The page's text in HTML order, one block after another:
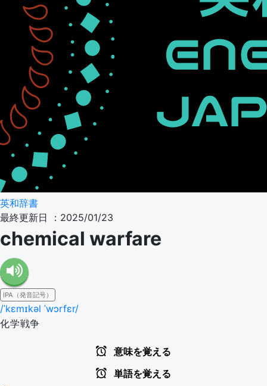
英和辞書
最終更新日 ：2025/01/23
chemical warfare
IPA（発音記号）
/ˈkɛmɪkəl ˈwɔrfɛr/
化学戦争
意味を覚える
単語を覚える